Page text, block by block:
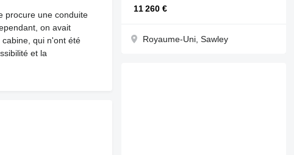
procure une conduite
on avait
qui n'ont été
et la
11 260 €
Royaume-Uni, Sawley